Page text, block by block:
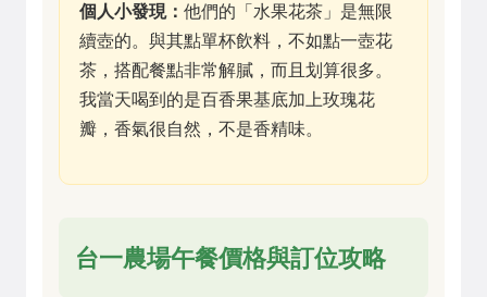
個人小發現： 他們的「水果花茶」是無限
續壺的。與其點單杯飲料，不如點一壺花
茶，搭配餐點非常解膩，而且划算很多。
我當天喝到的是百香果基底加上玫瑰花
瓣，香氣很自然，不是香精味。
台一農場午餐價格與訂位攻略